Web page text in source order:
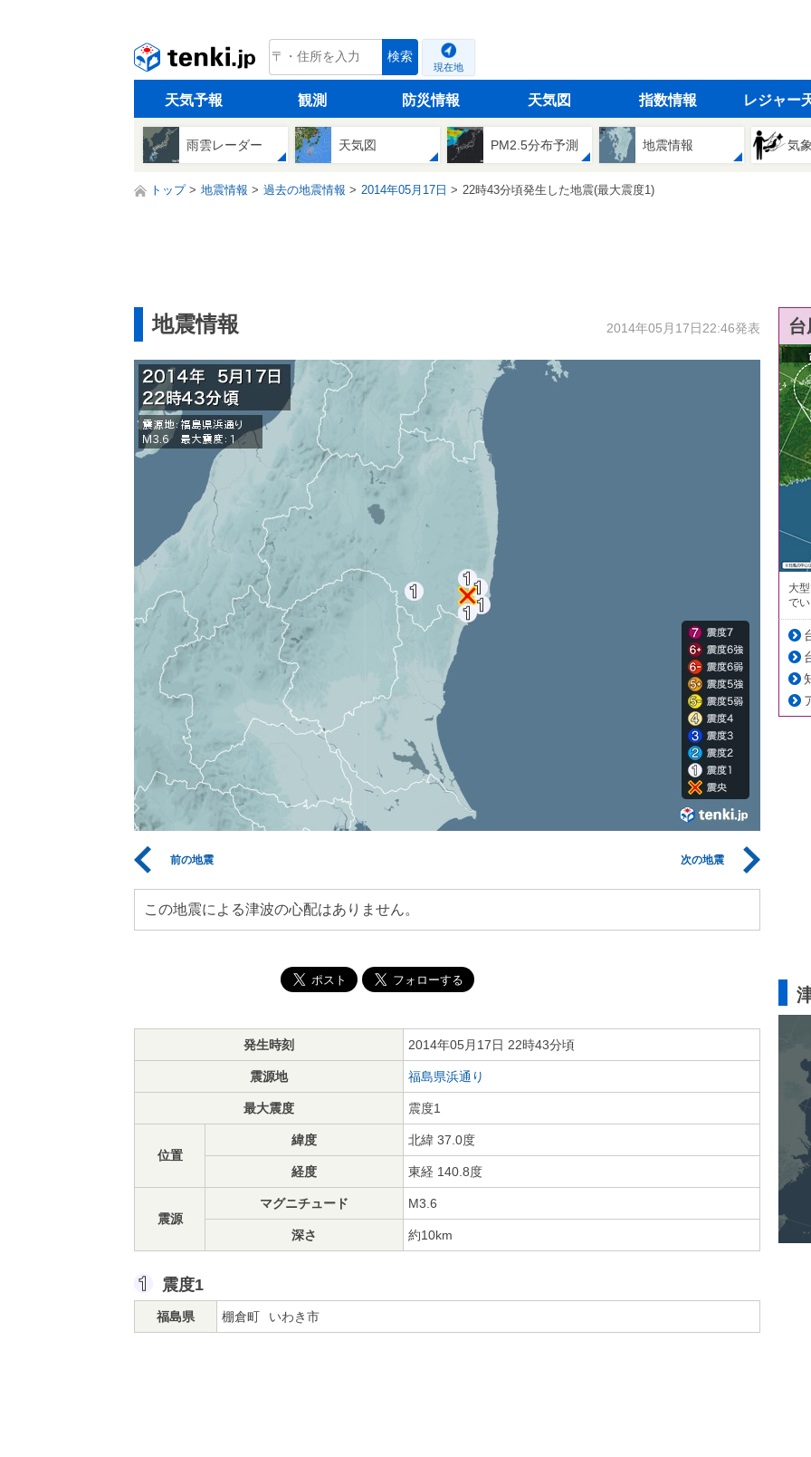
tenki.jp 検索
現在地
天気予報 観測 防災情報 天気図 指数情報 レジャー
雨雲レーダー 天気図 PM2.5分布予測 地震情報 気
トップ 地震情報 過去の地震情報 2014年05月17日 22時43分頃発生した地震(最大震度1)
地震情報 2014年05月17日22:46発表
前の地震 次の地震
この地震による津波の心配はありません。
発生時刻 2014年05月17日 22時43分頃
震源地 福島県浜通り
最大震度 震度1
位置
緯度 北緯 37.0度
経度 東経 140.8度
震源
マグニチュード M3.6
深さ 約10km
震度1
福島県 棚倉町 いわき市
大
で